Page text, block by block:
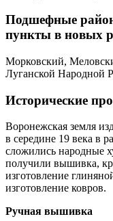
Подшефные
пункты в новых
Морковский,
Луганской Народной
Исторические
Воронежская земля
в середине 19 века в
сложились народные
получили вышивка,
изготовление
изготовление ковров.
Ручная вышивка